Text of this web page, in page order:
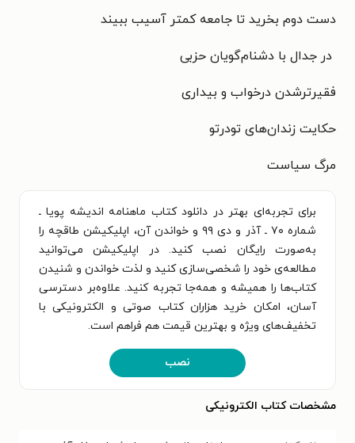
دست دوم بخرید تا جامعه کمتر آسیب ببیند
در جدال با دشنام‌گویان حزبی
فقیرترشدن درخواب و بیداری
حکایت زندان‌های تودرتو
مرگ سیاست
برای تجربه‌ای بهتر در دانلود کتاب ماهنامه اندیشه پویا ـ
شماره ۷۰ ـ آذر و دی ۹۹ و خواندن آن، اپلیکیشن طاقچه را
به‌صورت رایگان نصب کنید. در اپلیکیشن می‌توانید
مطالعه‌ی خود را شخصی‌سازی کنید و لذت خواندن و شنیدن
کتاب‌ها را همیشه و همه‌جا تجربه کنید. علاوه‌بر دسترسی
آسان، امکان خرید هزاران کتاب صوتی و الکترونیکی با
تخفیف‌های ویژه و بهترین قیمت هم فراهم است.
نصب
مشخصات کتاب الکترونیکی